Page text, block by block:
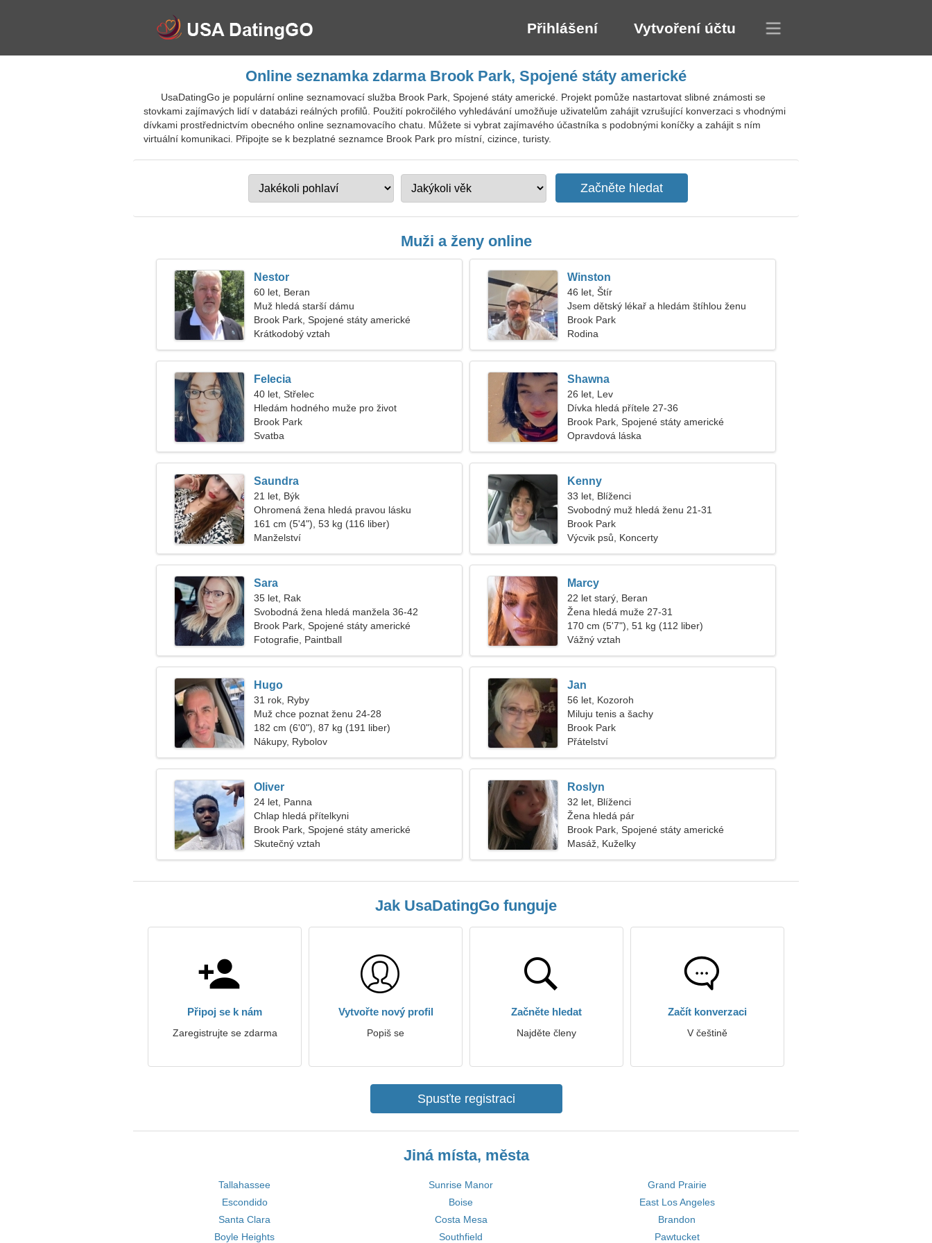
Přihlášení Vytvoření účtu
Online seznamka zdarma Brook Park, Spojené státy americké
UsaDatingGo je populární online seznamovací služba Brook Park, Spojené státy americké. Projekt pomůže nastartovat slibné známosti se
stovkami zajímavých lidí v databázi reálných profilů. Použití pokročilého vyhledávání umožňuje uživatelům zahájit vzrušující konverzaci s vhodnými
dívkami prostřednictvím obecného online seznamovacího chatu. Můžete si vybrat zajímavého účastníka s podobnými koníčky a zahájit s ním
virtuální komunikaci. Připojte se k bezplatné seznamce Brook Park pro místní, cizince, turisty.
Muži a ženy online
Nestor
60 let, Beran
Muž hledá starší dámu
Brook Park, Spojené státy americké
Krátkodobý vztah
Winston
46 let, Štír
Jsem dětský lékař a hledám štíhlou ženu
Brook Park
Rodina
Felecia
40 let, Střelec
Hledám hodného muže pro život
Brook Park
Svatba
Shawna
26 let, Lev
Dívka hledá přítele 27-36
Brook Park, Spojené státy americké
Opravdová láska
Saundra
21 let, Býk
Ohromená žena hledá pravou lásku
161 cm (5'4"), 53 kg (116 liber)
Manželství
Kenny
33 let, Blíženci
Svobodný muž hledá ženu 21-31
Brook Park
Výcvik psů, Koncerty
Sara
35 let, Rak
Svobodná žena hledá manžela 36-42
Brook Park, Spojené státy americké
Fotografie, Paintball
Marcy
22 let starý, Beran
Žena hledá muže 27-31
170 cm (5'7"), 51 kg (112 liber)
Vážný vztah
Hugo
31 rok, Ryby
Muž chce poznat ženu 24-28
182 cm (6'0"), 87 kg (191 liber)
Nákupy, Rybolov
Jan
56 let, Kozoroh
Miluju tenis a šachy
Brook Park
Přátelství
Oliver
24 let, Panna
Chlap hledá přítelkyni
Brook Park, Spojené státy americké
Skutečný vztah
Roslyn
32 let, Blíženci
Žena hledá pár
Brook Park, Spojené státy americké
Masáž, Kuželky
Jak UsaDatingGo funguje
Připoj se k nám
Zaregistrujte se zdarma
Vytvořte nový profil
Popiš se
Začněte hledat
Najděte členy
Začít konverzaci
V češtině
Spusťte registraci
Jiná místa, města
Tallahassee Sunrise Manor
Grand Prairie
Escondido
Boise
East Los Angeles
Santa Clara
Costa Mesa
Brandon
Boyle Heights
Southfield Pawtucket